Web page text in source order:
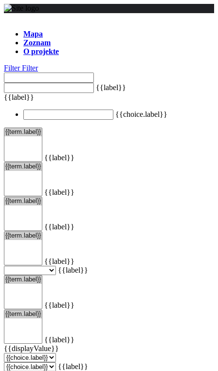
Mapa
Zoznam
O projekte
FilterFilter
{{label}}
{{label}}
{{choice.label}}
{{label}}
{{label}}
{{label}}
{{label}}
{{label}}
{{label}}
{{label}}
{{displayValue}}
{{label}}